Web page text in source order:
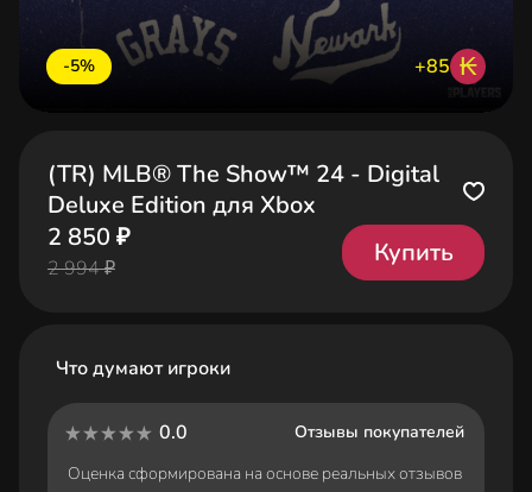
-5% +85 ₭
(TR) MLB® The Show™ 24 - Digital
Deluxe Edition для Xbox
2 850 ₽
2 994 ₽
Купить
Что думают игроки
0.0
Отзывы покупателей
Оценка сформирована на основе реальных отзывов